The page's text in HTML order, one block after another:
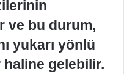
ve bu durum,
yukarı yönlü
gelebilir.